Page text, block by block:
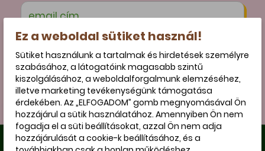
Elfogadom az adatkezelési szabályzatot
Feliratkozom
Ez a weboldal sütiket használ!
Sütiket használunk a tartalmak és hirdetések személyre
szabásához, a látogatóink magasabb szintű
kiszolgálásához, a weboldalforgalmunk elemzéséhez,
illetve marketing tevékenységünk támogatása
érdekében. Az „ELFOGADOM” gomb megnyomásával Ön
hozzájárul a sütik használatához. Amennyiben Ön nem
fogadja el a süti beállításokat, azzal Ön nem adja
hozzájárulását a cookie-k beállításához, és a